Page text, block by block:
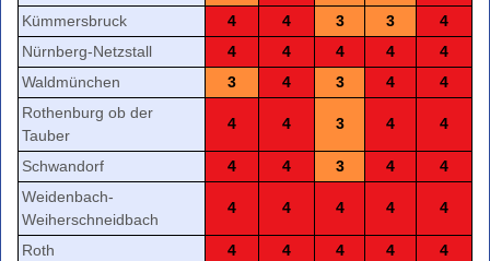
Kümmersbruck
4 4 3 3
4
Nürnberg-Netzstall
4 4 4 4
4
Waldmünchen
3 4 3 4
4
Rothenburg ob der
Tauber
4 4 3 4 4
Schwandorf 4 4 3 4
4
Weidenbach-
Weiherschneidbach
4 4 4 4 4
Roth 4 4 4 4
4